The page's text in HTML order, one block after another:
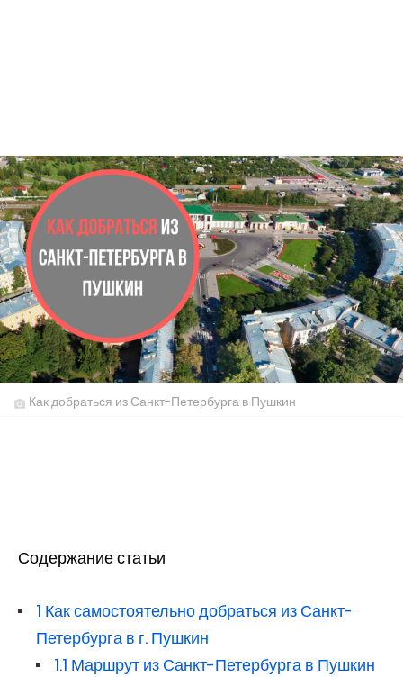
Как добраться из Санкт-Петербурга в Пушкин
Содержание статьи
1 Как самостоятельно добраться из Санкт-
Петербурга в г. Пушкин
1.1 Маршрут из Санкт-Петербурга в Пушкин